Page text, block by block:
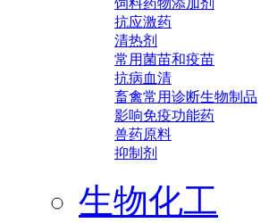
饲料药物添加剂
抗应激药
清热剂
常用菌苗和疫苗
抗病血清
畜禽常用诊断生物制品
影响免疫功能药
兽药原料
抑制剂
生物化工